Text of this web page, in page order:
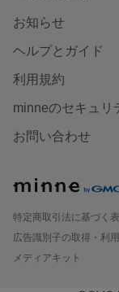
お知らせ
ヘルプとガイド
利用規約
minneのセキュリ
お問い合わせ
特定商取引法に基づく
広告識別子の取得・利用
メディアキット